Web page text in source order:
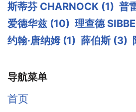
斯蒂芬 CHARNOCK (1) 普
爱德华兹 (10) 理查德
约翰·唐纳姆 (1) 薛伯斯 (3)
导航菜单
首页